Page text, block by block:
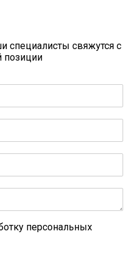
специалисты свяжутся с
позиции
персональных